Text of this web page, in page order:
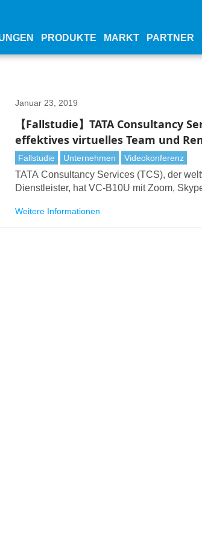
PRODUKTE MARKT PARTNER
Januar 23, 2019
【Fallstudie】TATA Consultancy
effektives virtuelles Team und
Lumens Webcam durch
Fallstudie Unternehmen Videokonferenz
TATA Consultancy Services (TCS), der
Dienstleister, hat VC-B10U mit Zoom,
Weitere Informationen